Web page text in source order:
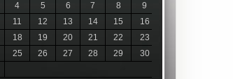
4 5 6 7 8
9
11 12 13 14 15
16
18 19 20 21 22
23
25 26 27 28 29
30